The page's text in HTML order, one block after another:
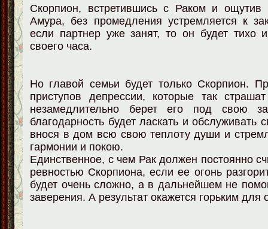
Скорпион, встретившись с Раком и ощутив
Амура, без промедления устремляется к
если партнер уже занят, то он будет тихо
своего часа.
Но главой семьи будет только Скорпион.
приступов депрессии, которые так
незамедлительно берет его под свою
благодарность будет ласкать и обслуживать
внося в дом всю свою теплоту души и
гармонии и покою.
Единственное, с чем Рак должен постоянно
ревностью Скорпиона, если ее огонь
будет очень сложно, а в дальнейшем не
заверения. А результат окажется горьким для